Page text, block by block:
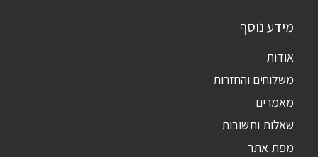
מידע נוסף
אודות
משלוחים והחזרות
מאמרים
שאלות ותשובות
מפת אתר